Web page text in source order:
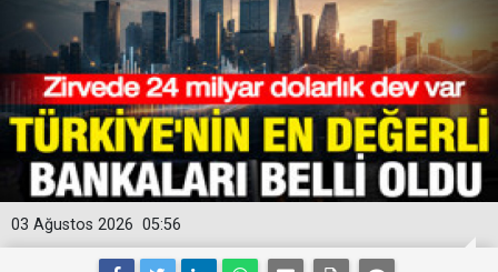
05:56
03 Ağustos 2026